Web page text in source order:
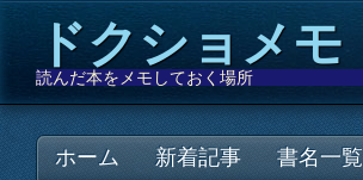
ドクショメモ
読んだ本をメモしておく場所
Main menu
Skip
to
ホーム 新着記事 書名一覧